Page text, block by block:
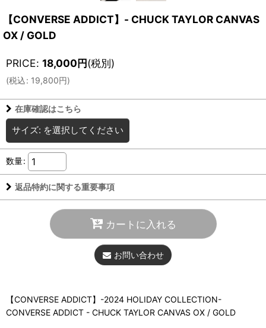
【CONVERSE ADDICT】- CHUCK TAYLOR CANVAS
OX / GOLD
PRICE: 18,000円(税別)
(税込: 19,800円)
在庫確認はこちら
サイズ: を選択してください
数量:
返品特約に関する重要事項
カートに入れる
お問い合わせ
【CONVERSE ADDICT】-2024 HOLIDAY COLLECTION-
CONVERSE ADDICT - CHUCK TAYLOR CANVAS OX / GOLD